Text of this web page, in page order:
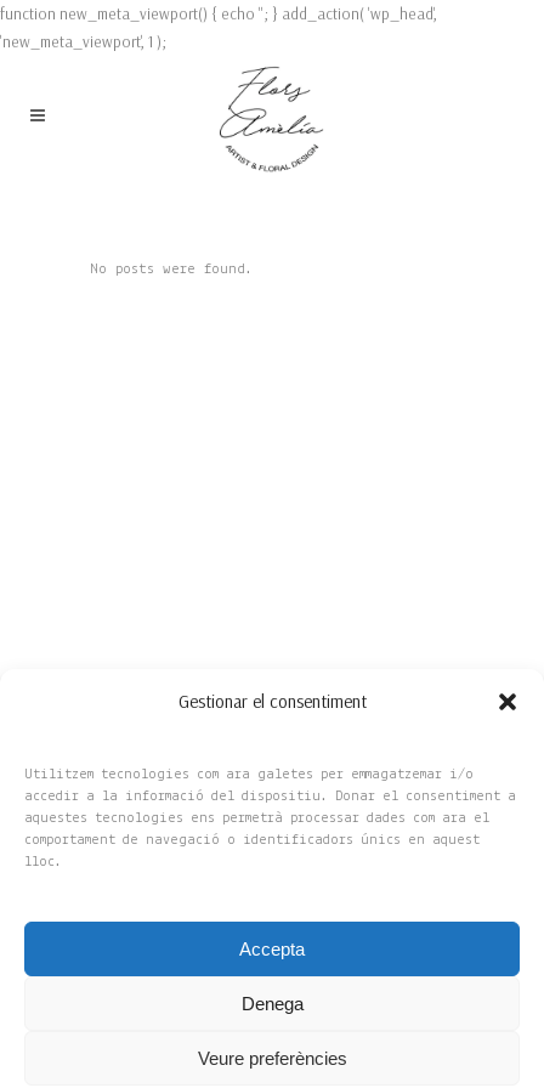
Gestionar el consentiment
Utilitzem tecnologies com ara galetes per emmagatzemar i/o
accedir a la informació del dispositiu. Donar el consentiment a
aquestes tecnologies ens permetrà processar dades com ara el
comportament de navegació o identificadors únics en aquest
lloc.
Accepta
Denega
Veure preferències
function new_meta_viewport() { echo ''; } add_action( 'wp_head',
'new_meta_viewport', 1 );
No posts were found.
Copyright 2025 © Flors Amelia, S.L
UX Design by Maxminterm